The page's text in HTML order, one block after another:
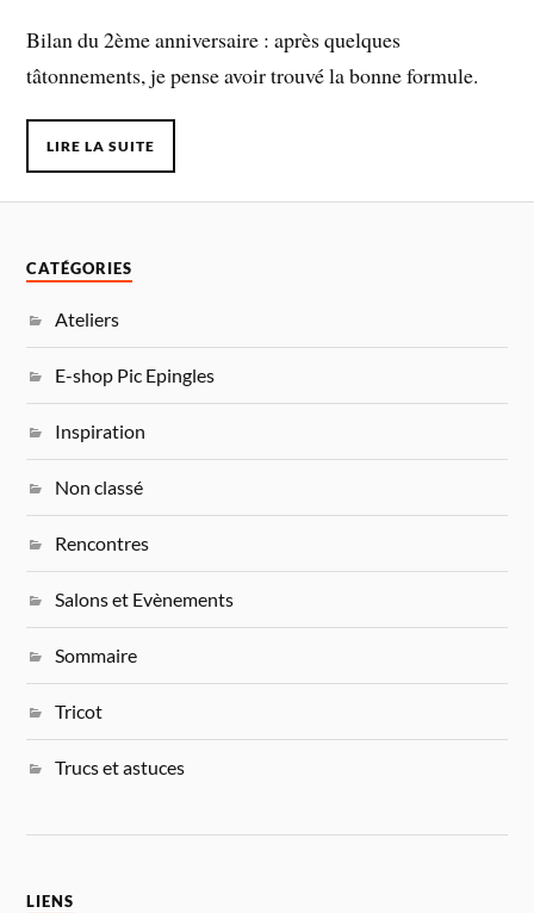
Bilan du 2ème anniversaire : après quelques
tâtonnements, je pense avoir trouvé la bonne formule.
LIRE LA SUITE
CATÉGORIES
Ateliers
E-shop Pic Epingles
Inspiration
Non classé
Rencontres
Salons et Evènements
Sommaire
Tricot
Trucs et astuces
LIENS